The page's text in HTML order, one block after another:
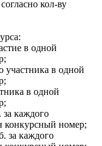
кол-ву
в одной
участника в одной
в одной
за каждого
конкурсный номер;
за каждого